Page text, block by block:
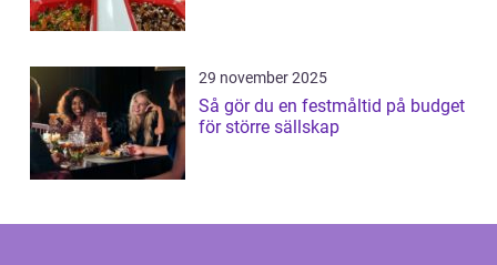
29 november 2025
Så gör du en festmåltid på budget
för större sällskap